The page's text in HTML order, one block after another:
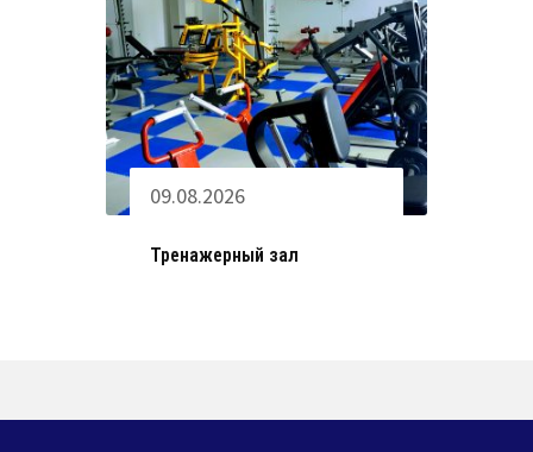
09.08.2026
Тренажерный зал